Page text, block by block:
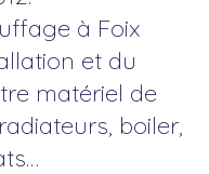
à Foix
et du
matériel de
boiler,